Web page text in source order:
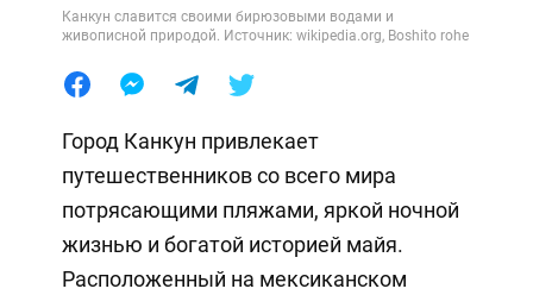
Канкун славится своими бирюзовыми водами и
живописной природой. Источник: wikipedia.org, Boshito rohe
Город Канкун привлекает
путешественников со всего мира
потрясающими пляжами, яркой ночной
жизнью и богатой историей майя.
Расположенный на мексиканском